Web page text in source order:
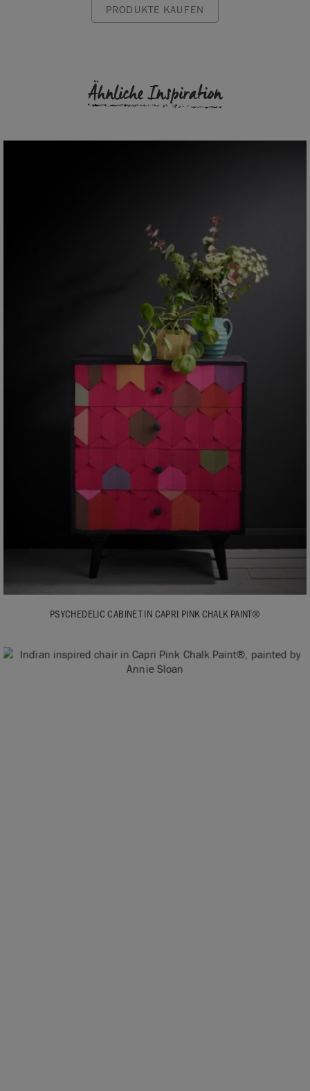
PRODUKTE KAUFEN
Ähnliche Inspiration
PSYCHEDELIC CABINET IN CAPRI PINK CHALK PAINT®